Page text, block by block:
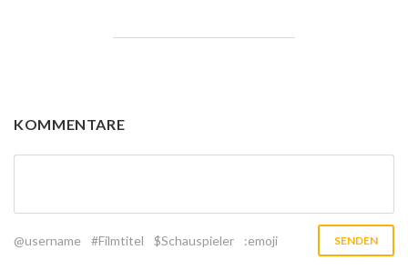
KOMMENTARE
@username #Filmtitel $Schauspieler :emoji